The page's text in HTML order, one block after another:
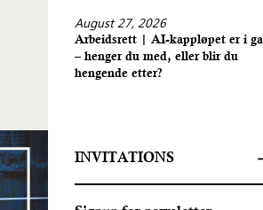
August 27, 2026
Arbeidsrett | AI-kappløpet er i
– henger du med, eller blir du
hengende etter?
INVITATIONS